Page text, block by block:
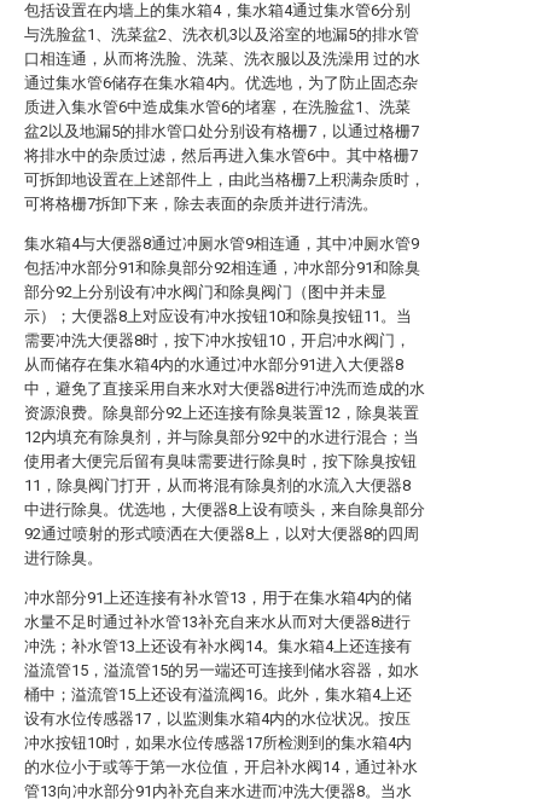
包括设置在内墙上的集水箱4，集水箱4通过集水管6分别
与洗脸盆1、洗菜盆2、洗衣机3以及浴室的地漏5的排水管
口相连通，从而将洗脸、洗菜、洗衣服以及洗澡用 过的水
通过集水管6储存在集水箱4内。优选地，为了防止固态杂
质进入集水管6中造成集水管6的堵塞，在洗脸盆1、洗菜
盆2以及地漏5的排水管口处分别设有格栅7，以通过格栅7
将排水中的杂质过滤，然后再进入集水管6中。其中格栅7
可拆卸地设置在上述部件上，由此当格栅7上积满杂质时，
可将格栅7拆卸下来，除去表面的杂质并进行清洗。
集水箱4与大便器8通过冲厕水管9相连通，其中冲厕水管9
包括冲水部分91和除臭部分92相连通，冲水部分91和除臭
部分92上分别设有冲水阀门和除臭阀门（图中并未显
示）；大便器8上对应设有冲水按钮10和除臭按钮11。当
需要冲洗大便器8时，按下冲水按钮10，开启冲水阀门，
从而储存在集水箱4内的水通过冲水部分91进入大便器8
中，避免了直接采用自来水对大便器8进行冲洗而造成的水
资源浪费。除臭部分92上还连接有除臭装置12，除臭装置
12内填充有除臭剂，并与除臭部分92中的水进行混合；当
使用者大便完后留有臭味需要进行除臭时，按下除臭按钮
11，除臭阀门打开，从而将混有除臭剂的水流入大便器8
中进行除臭。优选地，大便器8上设有喷头，来自除臭部分
92通过喷射的形式喷洒在大便器8上，以对大便器8的四周
进行除臭。
冲水部分91上还连接有补水管13，用于在集水箱4内的储
水量不足时通过补水管13补充自来水从而对大便器8进行
冲洗；补水管13上还设有补水阀14。集水箱4上还连接有
溢流管15，溢流管15的另一端还可连接到储水容器，如水
桶中；溢流管15上还设有溢流阀16。此外，集水箱4上还
设有水位传感器17，以监测集水箱4内的水位状况。按压
冲水按钮10时，如果水位传感器17所检测到的集水箱4内
的水位小于或等于第一水位值，开启补水阀14，通过补水
管13向冲水部分91内补充自来水进而冲洗大便器8。当水